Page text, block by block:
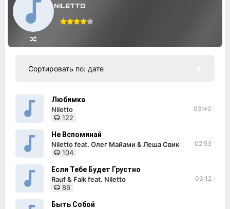
NILETTO
Любимка
Niletto
122
03:40
Не Вспоминай
Niletto feat. Олег Майами & Леша Свик
104
02:53
Если Тебе Будет Грустно
Rauf & Faik feat. Niletto
86
03:12
Быть Собой